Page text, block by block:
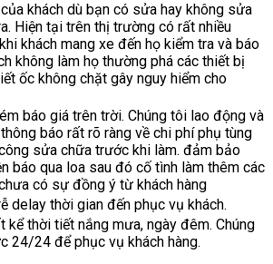
khách dù bạn có sửa hay không sửa
Hiện tại trên thị trường có rất nhiều
khách mang xe đến họ kiểm tra và báo
không làm họ thường phá các thiết bị
ốc không chặt gây nguy hiểm cho
báo giá trên trời. Chúng tôi lao động và
báo rất rõ ràng về chi phí phụ tùng
sửa chữa trước khi làm. đảm bảo
báo qua loa sau đó cố tình làm thêm các
có sự đồng ý từ khách hàng
delay thời gian đến phục vụ khách.
kể thời tiết nắng mưa, ngày đêm. Chúng
24/24 để phục vụ khách hàng.